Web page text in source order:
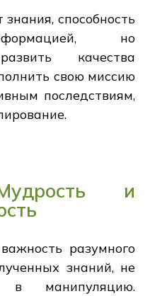
способность
но
качества
свою миссию
последствиям,
и
разумного
знаний, не
манипуляцию.